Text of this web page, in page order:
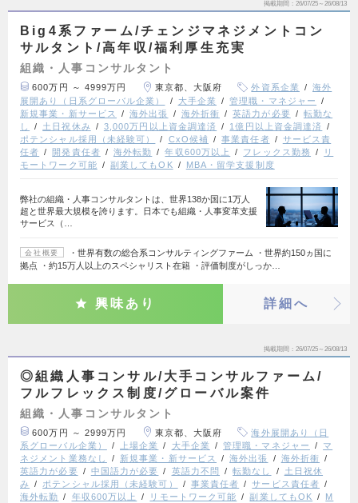
掲載期間 26/07/25～26/08/13
Big4系ファーム/チェンジマネジメントコン
サルタント/高年収/福利厚生充実
組織・人事コンサルタント
600万円 ～ 4999万円 東京都、大阪府 外資系企業
海外
展開あり（日系グローバル企業）
大手企業
管理職・マネジャー
新規事業・新サービス
海外出張 海外折衝 英語力が必要
転勤な
し
土日祝休み 3,000万円以上資金調達済
1億円以上資金調達済
ポテンシャル採用（未経験可）
CxO候補 事業責任者
サービス責
任者
開発責任者 海外転勤 年収600万以上 フレックス勤務
リ
モートワーク可能
副業してもOK MBA・留学支援制度
弊社の組織・人事コンサルタントは、世界138か国に1万人
超と世界最大規模を誇ります。日本でも組織・人事変革支援
サービス（…
会社概要
・世界有数の総合系コンサルティングファーム ・世界約150ヵ国に
拠点 ・約15万人以上のスペシャリスト在籍 ・評価制度がしっか…
興味あり 詳細へ
掲載期間 26/07/25～26/08/13
◎組織人事コンサル/大手コンサルファーム/
フルフレックス制度/グローバル案件
組織・人事コンサルタント
600万円 ～ 2999万円 東京都、大阪府
海外展開あり（日
系グローバル企業）
上場企業 大手企業 管理職・マネジャー
マ
ネジメント業務なし
新規事業・新サービス 海外出張
海外折衝
英語力が必要
中国語力が必要 英語力不問 転勤なし
土日祝休
み
ポテンシャル採用（未経験可） 事業責任者
サービス責任者
海外転勤
年収600万以上 リモートワーク可能 副業してもOK
M